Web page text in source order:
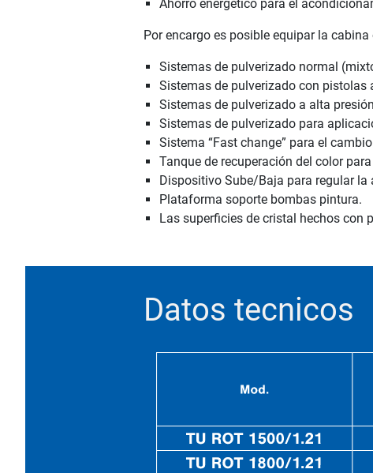
Ahorro energetico para el
Por encargo es posible equipar la cabina
Sistemas de pulverizado normal
Sistemas de pulverizado con pistolas
Sistemas de pulverizado a alta
Sistemas de pulverizado para
Sistema “Fast change” para el
Tanque de recuperación del color
Dispositivo Sube/Baja para regular
Plataforma soporte bombas pintura.
Las superficies de cristal hechos con
Datos tecnicos